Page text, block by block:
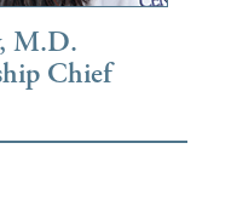
M.D.
Chief